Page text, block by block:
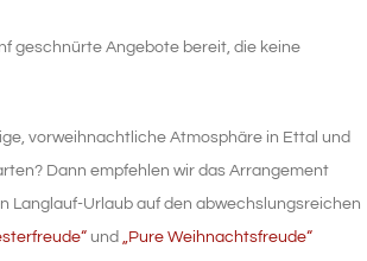
geschnürte Angebote bereit, die keine
vorweihnachtliche Atmosphäre in Ettal und
Dann empfehlen wir das Arrangement
Langlauf-Urlaub auf den abwechslungsreichen
und „Pure Weihnachtsfreude“